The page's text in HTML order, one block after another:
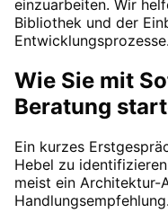
einzuarbeiten. Wir
Bibliothek und der
Entwicklungsprozesse.
Wie Sie mit
Beratung
Ein kurzes
Hebel zu
meist ein
Handlungsempfehlung.